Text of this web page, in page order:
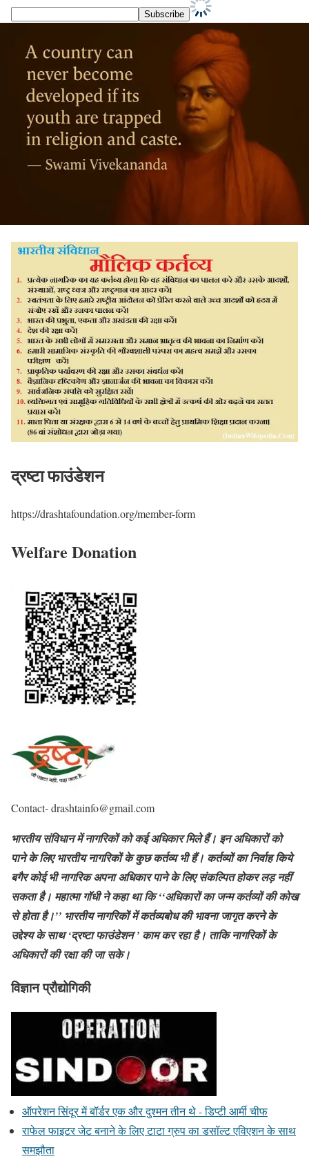
द्रष्टा फाउंडेशन
https://drashtafoundation.org/member-form
Welfare Donation
Contact- drashtainfo@gmail.com
भारतीय संविधान में नागरिकों को कई अधिकार मिले हैं। इन अधिकारों को
पाने के लिए भारतीय नागरिकों के कुछ कर्तव्य भी हैं। कर्तव्यों का निर्वाह किये
बगैर कोई भी नागरिक अपना अधिकार पाने के लिए संकल्पित होकर लड़ नहीं
सकता है। महात्मा गॉधी ने कहा था कि ‘‘अधिकारों का जन्म कर्तव्यों की कोख
से होता है।’’ भारतीय नागरिकों में कर्तव्यबोध की भावना जागृत करने के
उद्देश्य के साथ ‘द्रष्टा फाउंडेशन ’ काम कर रहा है। ताकि नागरिकों के
अधिकारों की रक्षा की जा सके।
विज्ञान प्रौद्योगिकी
ऑपरेशन सिंदूर में बॉर्डर एक और दुश्मन तीन थे - डिप्टी आर्मी चीफ
राफेल फाइटर जेट बनाने के लिए टाटा ग्रुप का डसॉल्ट एविएशन के साथ
समझौता